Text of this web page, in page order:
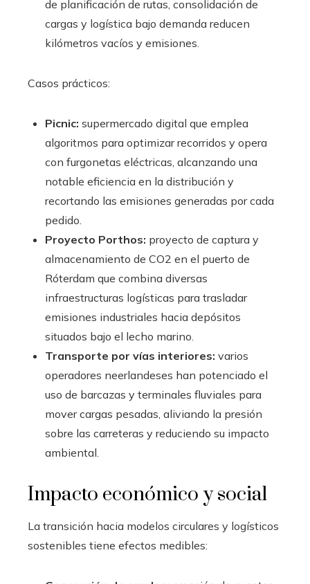
de planificación de rutas, consolidación de
cargas y logística bajo demanda reducen
kilómetros vacíos y emisiones.
Casos prácticos:
Picnic: supermercado digital que emplea
algoritmos para optimizar recorridos y opera
con furgonetas eléctricas, alcanzando una
notable eficiencia en la distribución y
recortando las emisiones generadas por cada
pedido.
Proyecto Porthos: proyecto de captura y
almacenamiento de CO2 en el puerto de
Róterdam que combina diversas
infraestructuras logísticas para trasladar
emisiones industriales hacia depósitos
situados bajo el lecho marino.
Transporte por vías interiores: varios
operadores neerlandeses han potenciado el
uso de barcazas y terminales fluviales para
mover cargas pesadas, aliviando la presión
sobre las carreteras y reduciendo su impacto
ambiental.
Impacto económico y social
La transición hacia modelos circulares y logísticos
sostenibles tiene efectos medibles: